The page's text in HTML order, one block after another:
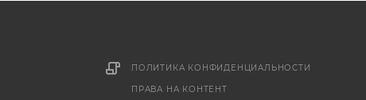
ПОЛИТИКА КОНФИДЕНЦИАЛЬНОСТИ
ПРАВА НА КОНТЕНТ